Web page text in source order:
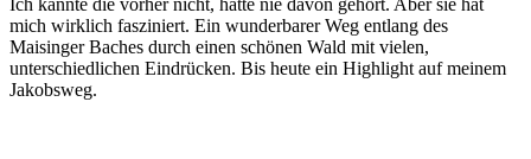
Ich kannte die vorher nicht, hatte nie davon gehört. Aber sie hat
mich wirklich fasziniert. Ein wunderbarer Weg entlang des
Maisinger Baches durch einen schönen Wald mit vielen,
unterschiedlichen Eindrücken. Bis heute ein Highlight auf meinem
Jakobsweg.